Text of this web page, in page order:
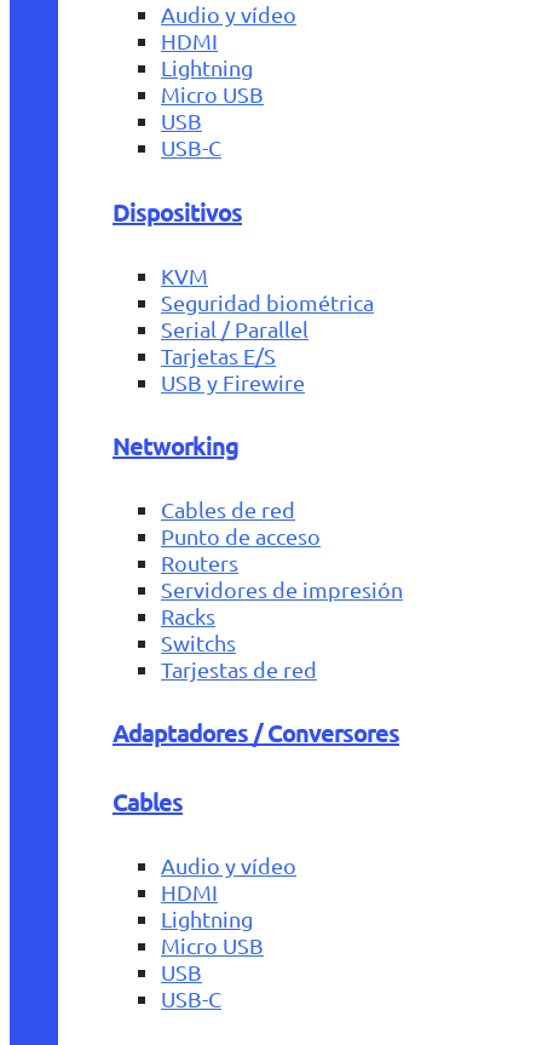
Audio y vídeo
HDMI
Lightning
Micro USB
USB
USB-C
Dispositivos
KVM
Seguridad biométrica
Serial / Parallel
Tarjetas E/S
USB y Firewire
Networking
Cables de red
Punto de acceso
Routers
Servidores de impresión
Racks
Switchs
Tarjestas de red
Adaptadores / Conversores
Cables
Audio y vídeo
HDMI
Lightning
Micro USB
USB
USB-C